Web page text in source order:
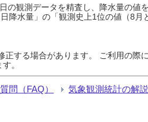
の観測データを精査し、降水量の値
降水量」の「観測史上1位の値（8
する場合があります。 ご利用の際
。
問（FAQ） 気象観測統計の解説